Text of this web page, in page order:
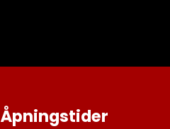
Åpningstider